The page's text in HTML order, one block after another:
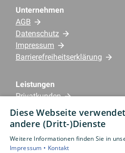
Unternehmen
AGB
Datenschutz
Impressum
Barrierefreiheitserklärung
Leistungen
Privatkunden
Gewerbekunden
Karriere
Unternehmen
Diese Webseite
andere (Dritt-)Dienste
Weitere Informationen finden Sie in
Impressum • Kontakt